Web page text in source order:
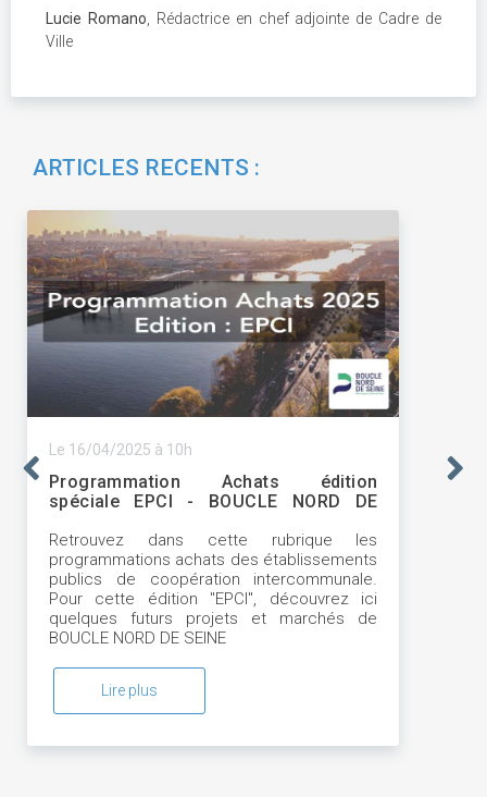
Lucie Romano , Rédactrice en chef adjointe de Cadre de
Ville
ARTICLES RECENTS :
Le 16/04/2025 à 10h
Programmation Achats édition
spéciale EPCI - BOUCLE NORD DE
Retrouvez dans cette rubrique les
programmations achats des établissements
publics de coopération intercommunale.
Pour cette édition "EPCI", découvrez ici
quelques futurs projets et marchés de
BOUCLE NORD DE SEINE
Lire plus